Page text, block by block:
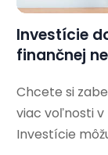
Investície
finančnej
Chcete si
viac voľnosti v
Investície